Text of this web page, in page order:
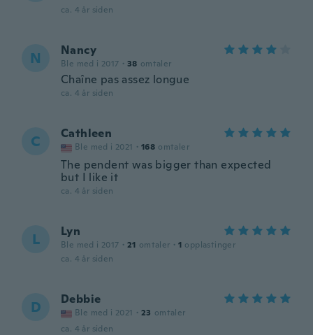
ca. 4 år siden
N Nancy
Ble med i 2017 · 38 omtaler
Chaîne pas assez longue
ca. 4 år siden
C Cathleen
Ble med i 2021 · 168 omtaler
The pendent was bigger than expected
but I like it
ca. 4 år siden
L Lyn
Ble med i 2017 · 21 omtaler · 1 opplastinger
ca. 4 år siden
D Debbie
Ble med i 2021 · 23 omtaler
ca. 4 år siden